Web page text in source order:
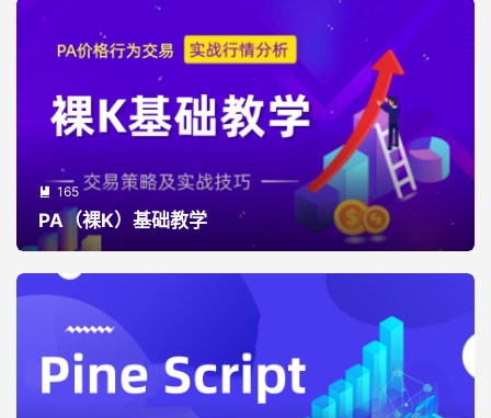
 165
PA（裸K）基础教学